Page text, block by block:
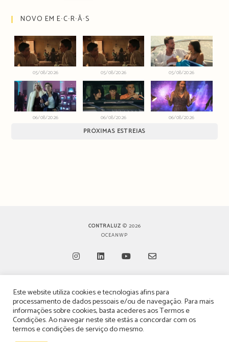
NOVO EM E∙C∙R∙Ã∙S
05/08/2026 05/08/2026 05/08/2026
06/08/2026 06/08/2026 06/08/2026
PRÓXIMAS ESTREIAS
CONTRALUZ © 2026
OCEANWP
in
a
new
in
a
new
tab
in
a
new
in
a
new
TERMOS, CONDIÇÕES & POLÍTICA DE PRIVACIDADE
ESTATUTO EDITORIAL
POLÍTICA DE PUBLICIDADE E ANÚNCIOS
Este website utiliza cookies e tecnologias afins para
processamento de dados pessoais e/ou de navegação. Para mais
informações sobre cookies, basta acederes aosTermos e
Condições. Ao navegar neste site estás a concordar com os
termos e condições de serviço do mesmo.